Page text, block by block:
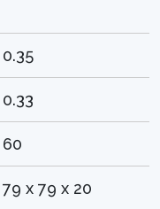
0.35
0.33
60
79 x 79 x 20